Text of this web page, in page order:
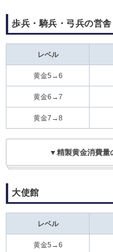
歩兵・騎兵・弓兵の営舎
レベル
黄金5→6
黄金6→7
黄金7→8
▼精製黄金消費量
大使館
レベル
黄金5→6